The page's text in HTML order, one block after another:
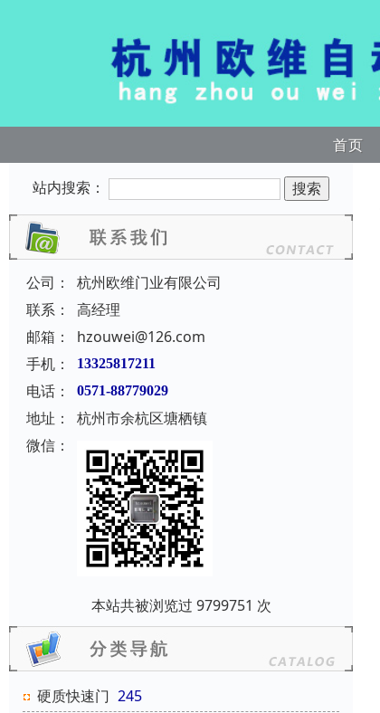
首页
站内搜索：
公司：
杭州欧维门业有限公司
联系：
高经理
邮箱：
hzouwei@126.com
手机：
13325817211
电话： 0571-88779029
地址：
杭州市余杭区塘栖镇
微信：
本站共被浏览过 9799751 次
硬质快速门 245